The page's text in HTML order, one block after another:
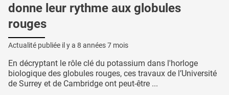
donne leur rythme aux globules
rouges
Actualité publiée il y a 8 années 7 mois
En décryptant le rôle clé du potassium dans l'horloge
biologique des globules rouges, ces travaux de l’Université
de Surrey et de Cambridge ont peut-être ...